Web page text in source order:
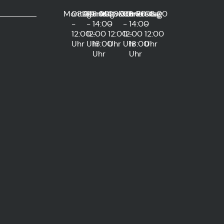
Montag
08:00
-
12:00
Uhr
Dienstag
08:00
-
12:00
Uhr
und
14:00
-
16:00
Uhr
Mittwoch
08:00
-
12:00
Uhr
Donnerstag
08:00
-
12:00
Uhr
und
14:00
-
18:00
Uhr
Freitag
08:00
-
12:00
Uhr